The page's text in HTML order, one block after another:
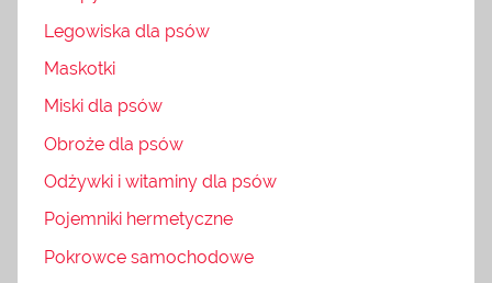
Legowiska dla psów
Maskotki
Miski dla psów
Obroże dla psów
Odżywki i witaminy dla psów
Pojemniki hermetyczne
Pokrowce samochodowe